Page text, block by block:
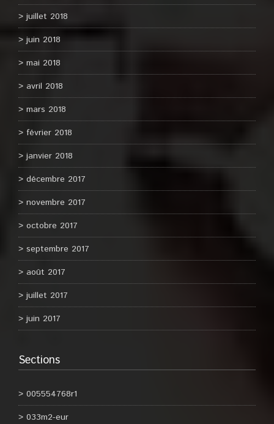
juillet 2018
juin 2018
mai 2018
avril 2018
mars 2018
février 2018
janvier 2018
décembre 2017
novembre 2017
octobre 2017
septembre 2017
août 2017
juillet 2017
juin 2017
Sections
005554768r1
033m2-eur